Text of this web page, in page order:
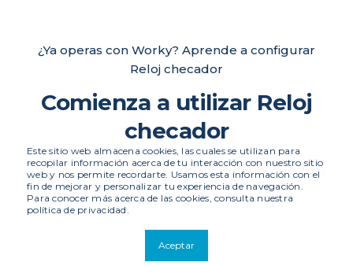
Este sitio web almacena cookies, las cuales se utilizan para
recopilar información acerca de tu interacción con nuestro sitio
web y nos permite recordarte. Usamos esta información con el
fin de mejorar y personalizar tu experiencia de navegación.
Para conocer más acerca de las cookies, consulta nuestra
política de privacidad.
Aceptar
¿Ya operas con Worky? Aprende a configurar
Reloj checador
Comienza a utilizar Reloj
checador
¿Cómo solicitar la creación de un